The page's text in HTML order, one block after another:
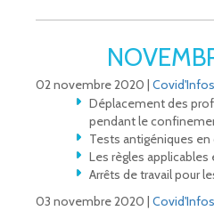
02 novembre 2020 |
Déplacement des
pendant le
Tests antigéniques
Les règles applicables
Arrêts de travail pour
03 novembre 2020 |